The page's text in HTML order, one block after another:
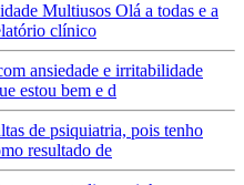
Multiusos Olá a todas e a
clínico
ansiedade e irritabilidade
estou bem e d
de psiquiatria, pois tenho
resultado de